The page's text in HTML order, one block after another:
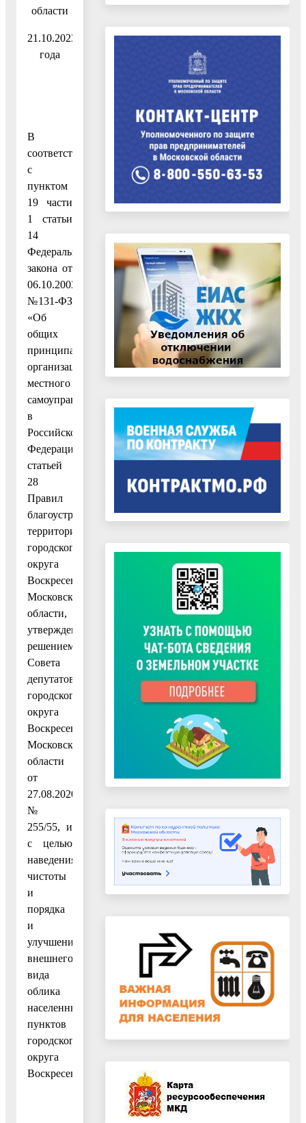
области
21.10.2023
года
В
соответствии
с
пунктом
19 части
1 статьи
14
Федерального
закона от
06.10.2003
№131-ФЗ
«Об
общих
принципах
организации
местного
самоуправления
в
Российской
Федерации»,
статьей
28
Правил
благоустройства
территории
городского
округа
Воскресенск
Московской
области,
утвержденных
решением
Совета
депутатов
городского
округа
Воскресенск
Московской
области
от
27.08.2020
№
255/55, и
с целью
наведения
чистоты
и
порядка
и
улучшения
внешнего
вида
облика
населенных
пунктов
городского
округа
Воскресенск